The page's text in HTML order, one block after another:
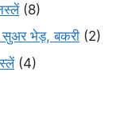
(8)
भेड़, बकरी (2)
(4)